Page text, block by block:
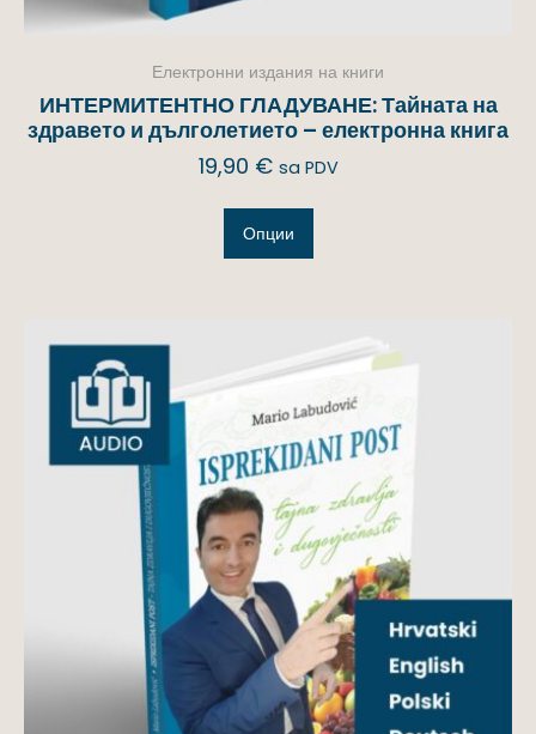
Електронни издания на книги
ИНТЕРМИТЕНТНО ГЛАДУВАНЕ: Тайната на
здравето и дълголетието – електронна книга
19,90 € sa PDV
Опции